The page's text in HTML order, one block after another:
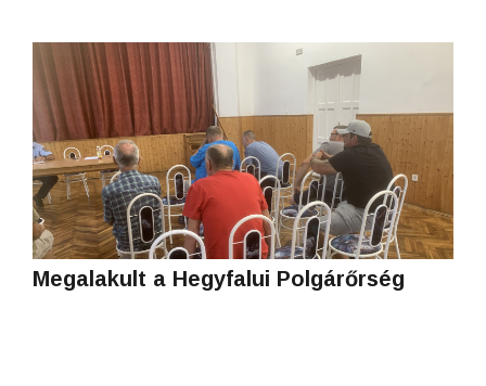
Megalakult a Hegyfalui Polgárőrség